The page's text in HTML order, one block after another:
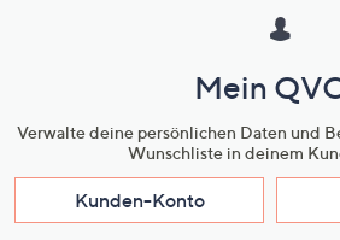
Mein
Verwalte deine persönlichen Daten und
Wunschliste in deinem
Kunden-Konto